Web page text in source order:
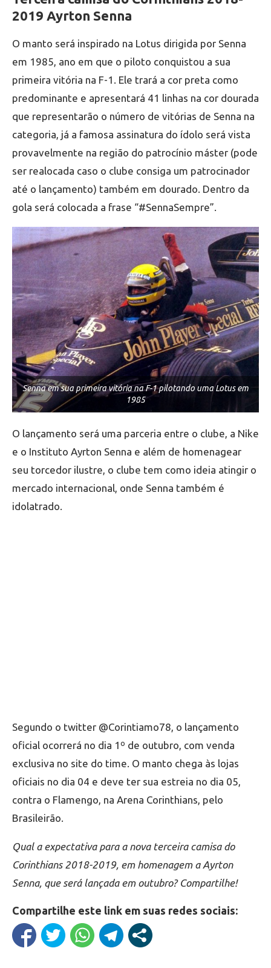
2019 Ayrton Senna
O manto será inspirado na Lotus dirigida por Senna
em 1985, ano em que o piloto conquistou a sua
primeira vitória na F-1. Ele trará a cor preta como
predominante e apresentará 41 linhas na cor dourada
que representarão o número de vitórias de Senna na
categoria, já a famosa assinatura do ídolo será vista
provavelmente na região do patrocínio máster (pode
ser realocada caso o clube consiga um patrocinador
até o lançamento) também em dourado. Dentro da
gola será colocada a frase “#SennaSempre”.
Senna em sua primeira vitória na F-1 pilotando uma Lotus em
1985
O lançamento será uma parceria entre o clube, a Nike
e o Instituto Ayrton Senna e além de homenagear
seu torcedor ilustre, o clube tem como ideia atingir o
mercado internacional, onde Senna também é
idolatrado.
Segundo o twitter @Corintiamo78, o lançamento
oficial ocorrerá no dia 1º de outubro, com venda
exclusiva no site do time. O manto chega às lojas
oficiais no dia 04 e deve ter sua estreia no dia 05,
contra o Flamengo, na Arena Corinthians, pelo
Brasileirão.
Qual a expectativa para a nova terceira camisa do
Corinthians 2018-2019, em homenagem a Ayrton
Senna, que será lançada em outubro? Compartilhe!
Compartilhe este link em suas redes sociais: